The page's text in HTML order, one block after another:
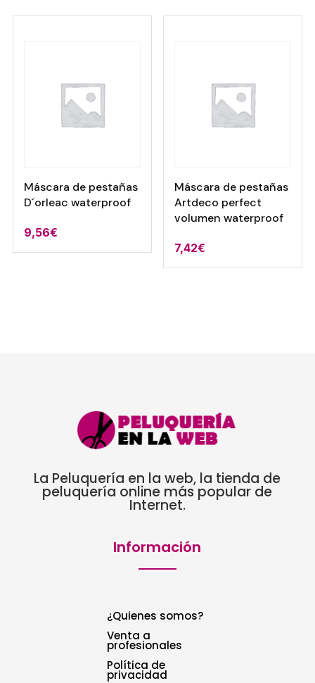
era:
es:
era:
es:
Máscara de pestañas
D´orleac waterproof
9,56€
Máscara de pestañas
Artdeco perfect
volumen waterproof
7,42€
La Peluquería en la web, la tienda de
peluquería online más popular de
Internet.
Información
¿Quienes somos?
Venta a
profesionales
Política de
privacidad